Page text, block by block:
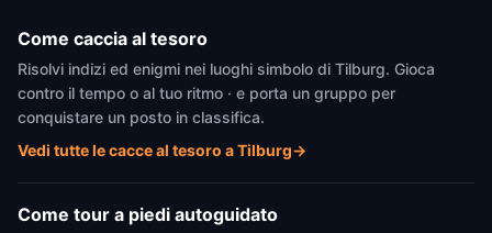
Come caccia al tesoro
Risolvi indizi ed enigmi nei luoghi simbolo di Tilburg. Gioca
contro il tempo o al tuo ritmo · e porta un gruppo per
conquistare un posto in classifica.
Vedi tutte le cacce al tesoro a Tilburg→
Come tour a piedi autoguidato